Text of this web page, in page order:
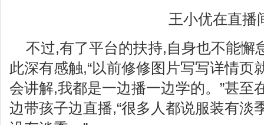
王小优在直播
不过,有了平台的扶持,自身也不能懈
此深有感触,“以前修修图片写写详情页
会讲解,我都是一边播一边学的。”甚至
边带孩子边直播,“很多人都说服装有淡